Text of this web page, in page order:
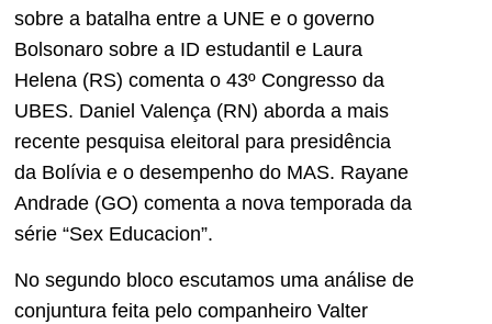
sobre a batalha entre a UNE e o governo
Bolsonaro sobre a ID estudantil e Laura
Helena (RS) comenta o 43º Congresso da
UBES. Daniel Valença (RN) aborda a mais
recente pesquisa eleitoral para presidência
da Bolívia e o desempenho do MAS. Rayane
Andrade (GO) comenta a nova temporada da
série “Sex Educacion”.
No segundo bloco escutamos uma análise de
conjuntura feita pelo companheiro Valter